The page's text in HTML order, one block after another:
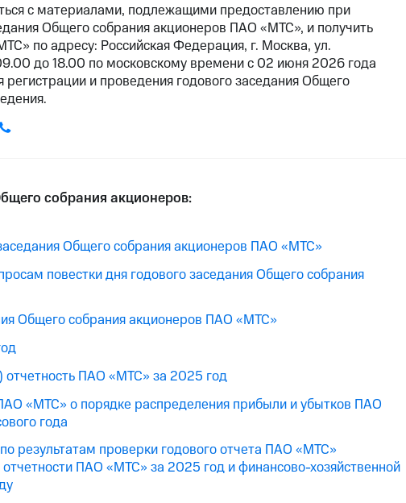
с материалами, подлежащими предоставлению при
Общего собрания акционеров ПАО «МТС», и получить
по адресу: Российская Федерация, г. Москва, ул.
до 18.00 по московскому времени с 02 июня 2026 года
и проведения годового заседания Общего
собрания акционеров:
Общего собрания акционеров ПАО «МТС»
повестки дня годового заседания Общего собрания
Общего собрания акционеров ПАО «МТС»
отчетность ПАО «МТС» за 2025 год
«МТС» о порядке распределения прибыли и убытков ПАО
года
результатам проверки годового отчета ПАО «МТС»
ПАО «МТС» за 2025 год и финансово-хозяйственной